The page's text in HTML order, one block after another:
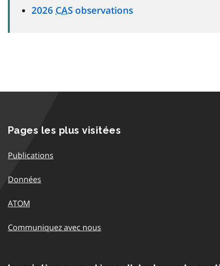
2026 CAS observations
Pages les plus visitées
Publications
Données
ATOM
Communiquez avec nous